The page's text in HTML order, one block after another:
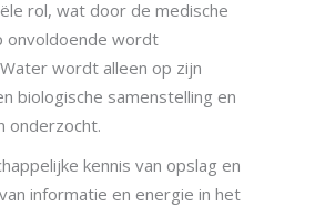
rol, wat door de medische
onvoldoende wordt
wordt alleen op zijn
biologische samenstelling en
onderzocht.
kennis van opslag en
informatie en energie in het